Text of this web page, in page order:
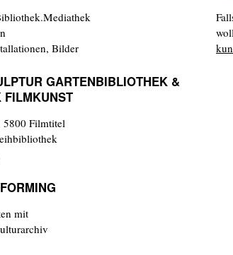
Bilder
GARTENBIBLIOTHEK &
FILMKUNST
Filmtitel
mit